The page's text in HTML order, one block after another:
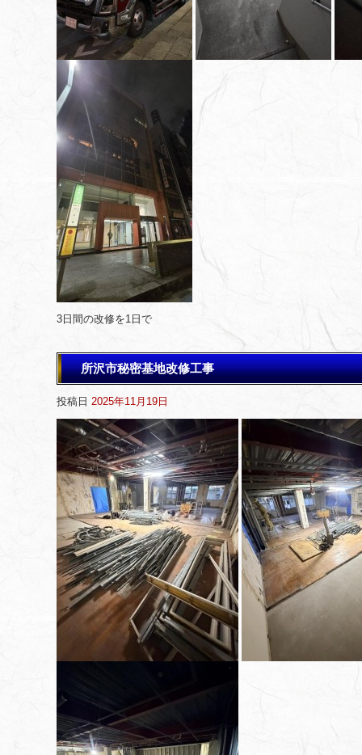
3日間の改修を1日で
所沢市秘密基地改修工事
投稿日 2025年11月19日